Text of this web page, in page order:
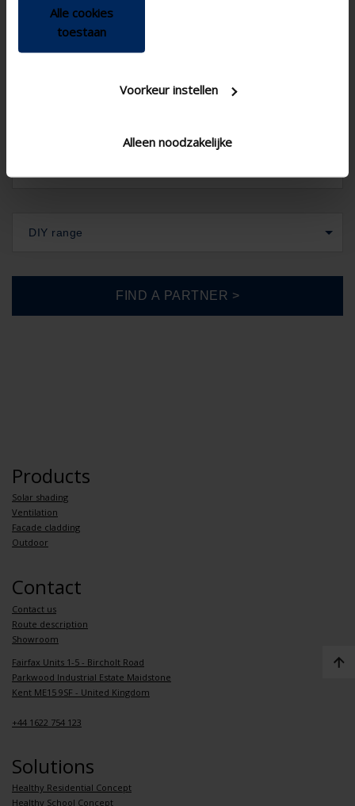
Alle cookies
toestaan
Voorkeur instellen
Alleen noodzakelijke
DIY range
Products
Solar shading
Ventilation
Facade cladding
Outdoor
Contact
Contact us
Route description
Showroom
Fairfax Units 1-5 - Bircholt Road
Parkwood Industrial Estate Maidstone
Kent ME15 9SF - United Kingdom
+44 1622 754 123
Solutions
Healthy Residential Concept
Healthy School Concept